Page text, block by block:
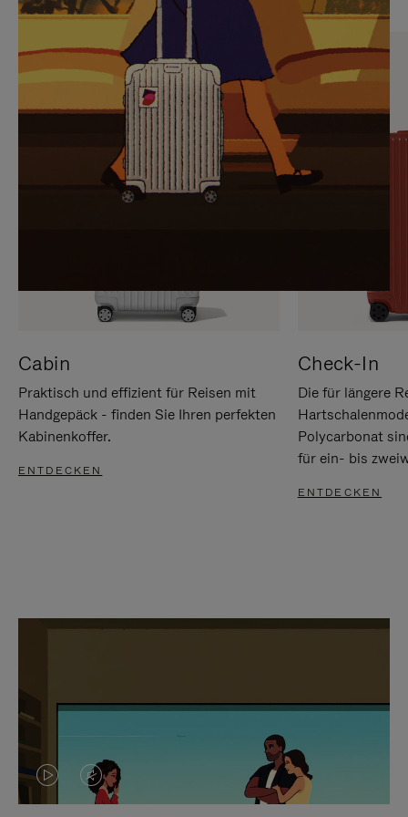
SIE,
UM
ANZUHALTEN
AUFHEBEN
DER
STUMMSCHALTUNG
Cabin
Praktisch und effizient für Reisen mit
Handgepäck - finden Sie Ihren perfekten
Kabinenkoffer.
ENTDECKEN
Check-In
Die für längere
Polycarbonat
für ein- bis
ENTDECKEN
DASVIDEO